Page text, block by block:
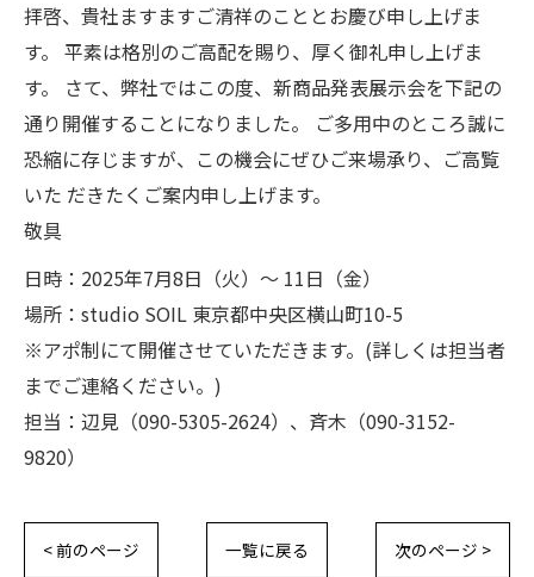
拝啓、貴社ますますご清祥のこととお慶び申し上げま
す。 平素は格別のご高配を賜り、厚く御礼申し上げま
す。 さて、弊社ではこの度、新商品発表展示会を下記の
通り開催することになりました。 ご多用中のところ誠に
恐縮に存じますが、この機会にぜひご来場承り、ご高覧
いた だきたくご案内申し上げます。
敬具
日時：2025年7月8日（火）～ 11日（金）
場所：studio SOIL 東京都中央区横山町10-5
※アポ制にて開催させていただきます。(詳しくは担当者
までご連絡ください。)
担当：辺見（090-5305-2624）、斉木（090-3152-
9820）
< 前のページ 一覧に戻る 次のページ >